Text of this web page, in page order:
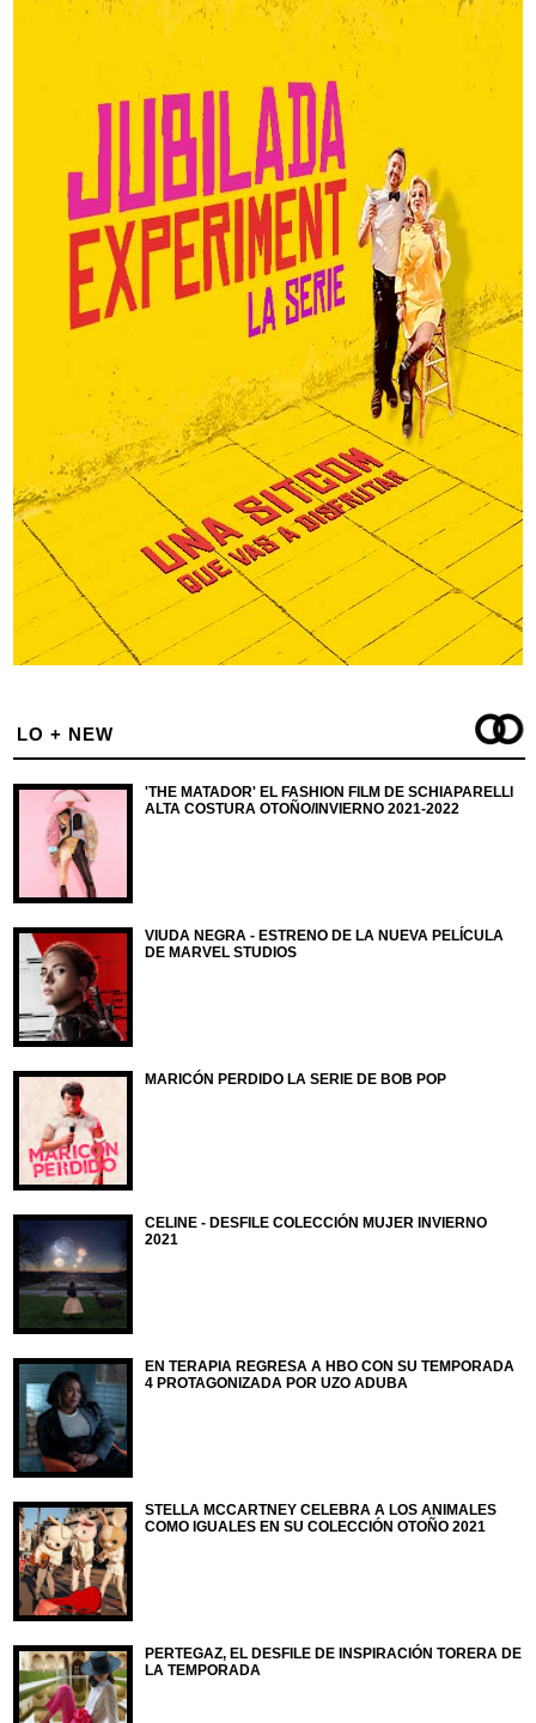
LO + NEW
'THE MATADOR' EL FASHION FILM DE SCHIAPARELLI
ALTA COSTURA OTOÑO/INVIERNO 2021-2022
VIUDA NEGRA - ESTRENO DE LA NUEVA PELÍCULA
DE MARVEL STUDIOS
MARICÓN PERDIDO LA SERIE DE BOB POP
CELINE - DESFILE COLECCIÓN MUJER INVIERNO
2021
EN TERAPIA REGRESA A HBO CON SU TEMPORADA
4 PROTAGONIZADA POR UZO ADUBA
STELLA MCCARTNEY CELEBRA A LOS ANIMALES
COMO IGUALES EN SU COLECCIÓN OTOÑO 2021
PERTEGAZ, EL DESFILE DE INSPIRACIÓN TORERA DE
LA TEMPORADA